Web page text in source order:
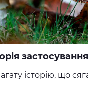
історію, що